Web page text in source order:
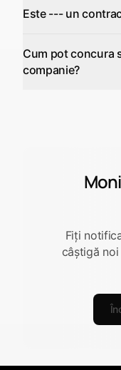
Este --- un
Cum pot concura
companie?
Fiți
câștigă